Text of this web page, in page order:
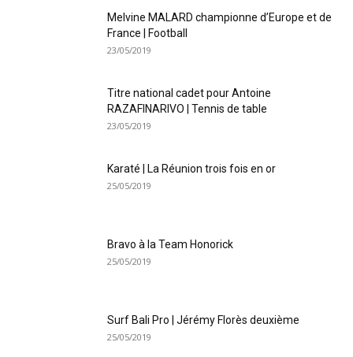
Melvine MALARD championne d’Europe et de
France | Football
23/05/2019
Titre national cadet pour Antoine
RAZAFINARIVO | Tennis de table
23/05/2019
Karaté | La Réunion trois fois en or
25/05/2019
Bravo à la Team Honorick
25/05/2019
Surf Bali Pro | Jérémy Florès deuxième
25/05/2019